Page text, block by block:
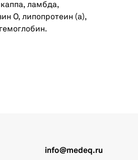
ламбда,
О, липопротеин (а),
info@medeq.ru